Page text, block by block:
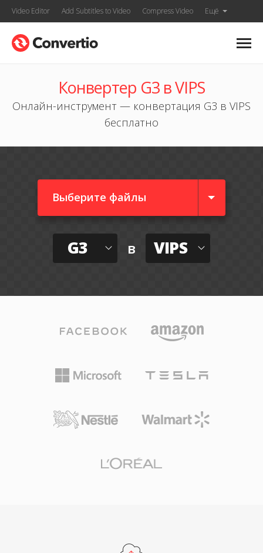
Video Editor Add Subtitles to Video Compress Video Ещё
Конвертер G3 в VIPS
Онлайн-инструмент — конвертация G3 в VIPS
бесплатно
Выберите файлы
G3 в VIPS